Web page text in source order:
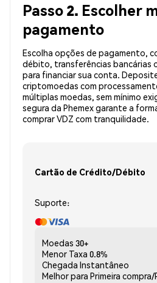
Passo 2. Escolher
pagamento
Escolha opções de pagamento,
débito, transferências bancárias
para financiar sua conta.
criptomoedas com
múltiplas moedas, sem mínimo
segura da Phemex garante a
comprar VDZ com tranquilidade.
Cartão de Crédito/Débito
Suporte:
Moedas 30+
Menor Taxa 0.8%
Chegada Instantâneo
Melhor para Primeira